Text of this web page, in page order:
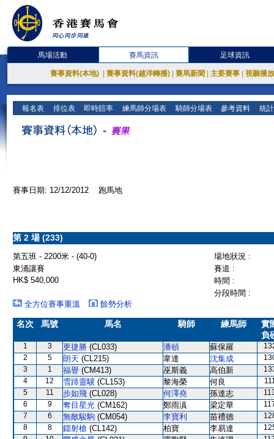
馬場活動 賽馬資訊 足球資訊
賽事資料(本地) 賽事資料(越洋轉播) 賽馬新聞 主要賽事 視聽播
報名表 排位表 即時賠率 練馬師分場表 騎師分場表 參考資料 統
賽事日期: 12/12/2012 跑馬地
第 2 場 (233)
第五班 - 2200米 - (40-0)
場地狀況 :
東涌讓賽
賽道 :
HK$ 540,000
時間 :
分段時間 :
全方位賽事重溫
餘勢分析
名次 馬號 馬名 騎師 練馬師
實
負
1 3 更捷勝 (CL033) 潘頓 蘇保羅
2
5 朗天 (CL215) 韋達 沈集成
3
1 福譽 (CM413) 巫斯義 高伯新
4
12 雪蹄靈驥 (CL153) 黎海榮 何良
5
11 步如飛 (CL028) 何澤堯 孫達志
6
9 奪目星光 (CM162) 鄭雨滇 梁定華
7
6 無敵駿駒 (CM054) 李寶利 苗禮德
8
8 鐳射槍 (CL142) 柏寶 李易達